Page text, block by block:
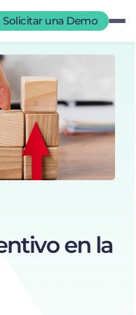
Solicitar una Demo
en la